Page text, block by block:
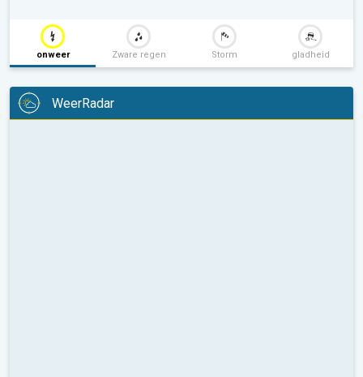
onweer Zware regen Storm gladheid
WeerRadar